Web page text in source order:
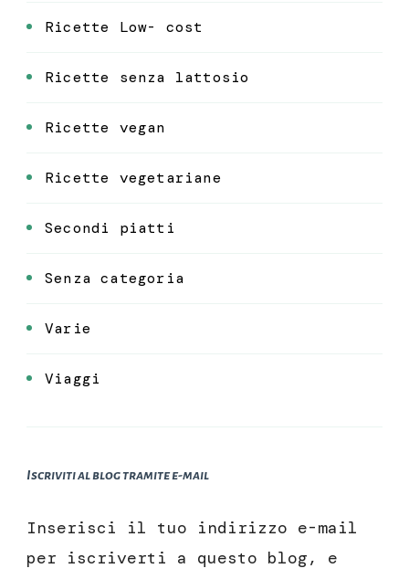
Ricette Low- cost
Ricette senza lattosio
Ricette vegan
Ricette vegetariane
Secondi piatti
Senza categoria
Varie
Viaggi
Iscriviti al blog tramite e-mail
Inserisci il tuo indirizzo e-mail
per iscriverti a questo blog, e